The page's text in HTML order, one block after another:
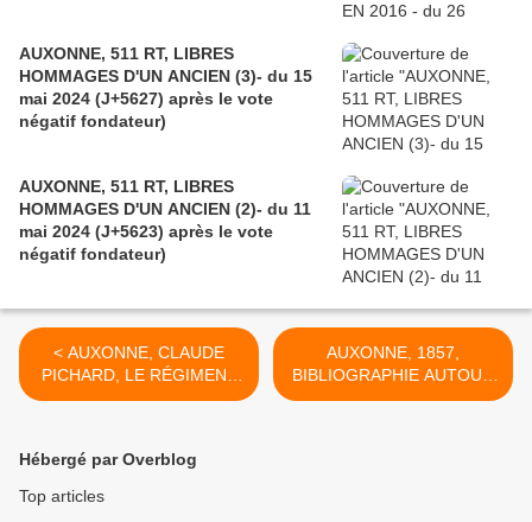
AUXONNE, 511 RT, LIBRES
HOMMAGES D'UN ANCIEN (3)- du 15
mai 2024 (J+5627) après le vote
négatif fondateur)
AUXONNE, 511 RT, LIBRES
HOMMAGES D'UN ANCIEN (2)- du 11
mai 2024 (J+5623) après le vote
négatif fondateur)
< AUXONNE, CLAUDE
PICHARD, LE RÉGIMENT
ET VOUGEOT - du 20 mai
AUXONNE, 1857,
BIBLIOGRAPHIE AUTOUR
DE LA STATUE DE
Hébergé par Overblog
Top articles